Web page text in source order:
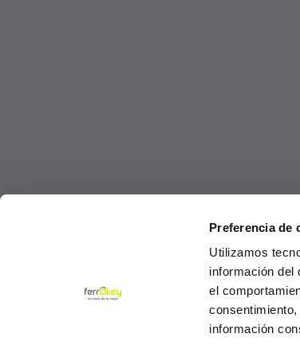
Preferencia de
Utilizamos
información del
el
información